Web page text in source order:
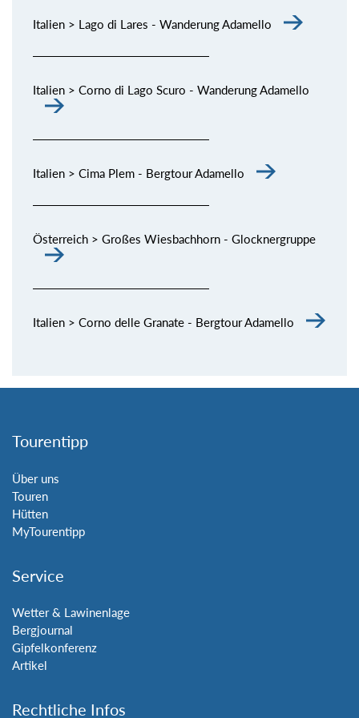
Italien > Lago di Lares - Wanderung Adamello
Italien > Corno di Lago Scuro - Wanderung Adamello
Italien > Cima Plem - Bergtour Adamello
Österreich > Großes Wiesbachhorn - Glocknergruppe
Italien > Corno delle Granate - Bergtour Adamello
Tourentipp
Über uns
Touren
Hütten
MyTourentipp
Service
Wetter & Lawinenlage
Bergjournal
Gipfelkonferenz
Artikel
Rechtliche Infos